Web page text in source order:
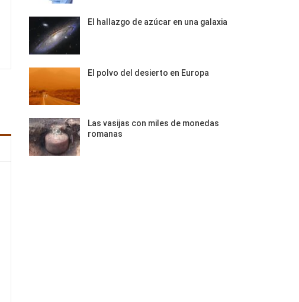
El hallazgo de azúcar en una galaxia
El polvo del desierto en Europa
Las vasijas con miles de monedas
romanas